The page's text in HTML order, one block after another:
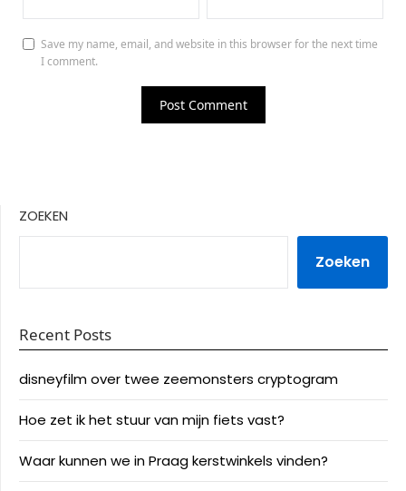
Save my name, email, and website in this browser for the next time
I comment.
ZOEKEN
Zoeken
Recent Posts
disneyfilm over twee zeemonsters cryptogram
Hoe zet ik het stuur van mijn fiets vast?
Waar kunnen we in Praag kerstwinkels vinden?